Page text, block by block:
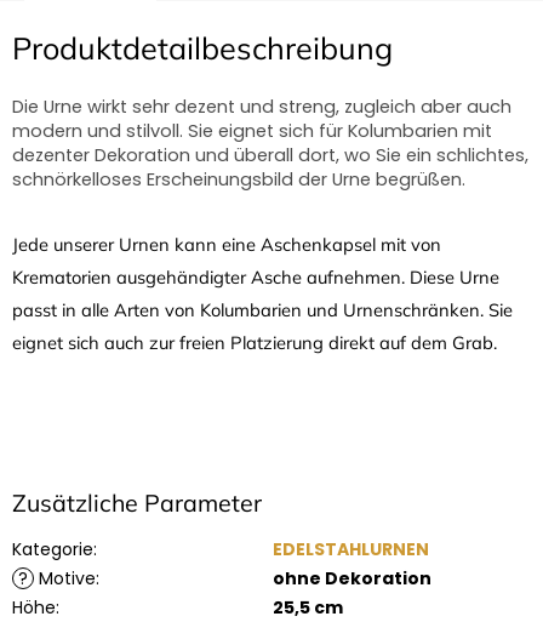
Produktdetailbeschreibung
Die Urne wirkt sehr dezent und streng, zugleich aber auch
modern und stilvoll. Sie eignet sich für Kolumbarien mit
dezenter Dekoration und überall dort, wo Sie ein schlichtes,
schnörkelloses Erscheinungsbild der Urne begrüßen.
Jede unserer Urnen kann eine Aschenkapsel mit von
Krematorien ausgehändigter Asche aufnehmen. Diese Urne
passt in alle Arten von Kolumbarien und Urnenschränken. Sie
eignet sich auch zur freien Platzierung direkt auf dem Grab.
Zusätzliche Parameter
Kategorie:
EDELSTAHLURNEN
? Motive:
ohne Dekoration
Höhe:
25,5 cm